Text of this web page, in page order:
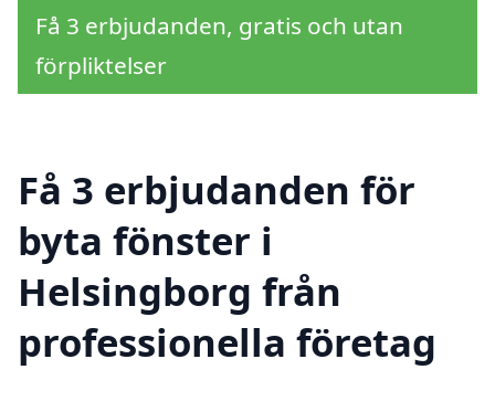
Få 3 erbjudanden, gratis och utan
förpliktelser
Få 3 erbjudanden för
byta fönster i
Helsingborg från
professionella företag